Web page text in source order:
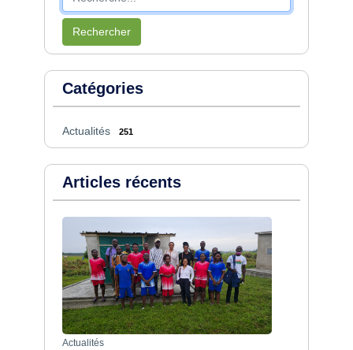
Rechercher
Catégories
Actualités 251
Articles récents
Actualités